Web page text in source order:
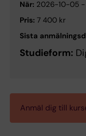
När: 2026-10-05 -
Pris: 7 400 kr
Sista
Studieform:
Anmäl dig till